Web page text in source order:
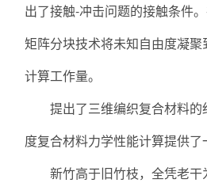
出了接触-冲击问题的接触条件
矩阵分块技术将未知自由度凝
计算工作量。
提出了三维编织复合材料
度复合材料力学性能计算提供了
新竹高于旧竹枝，全凭老干